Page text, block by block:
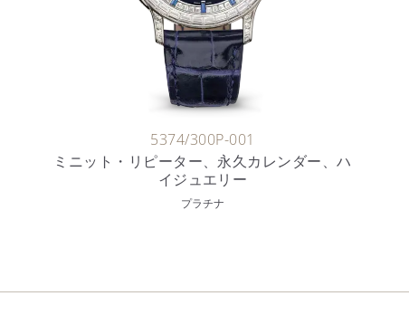
5374/300P-001
ミニット・リピーター、永久カレンダー、ハ
イジュエリー
プラチナ